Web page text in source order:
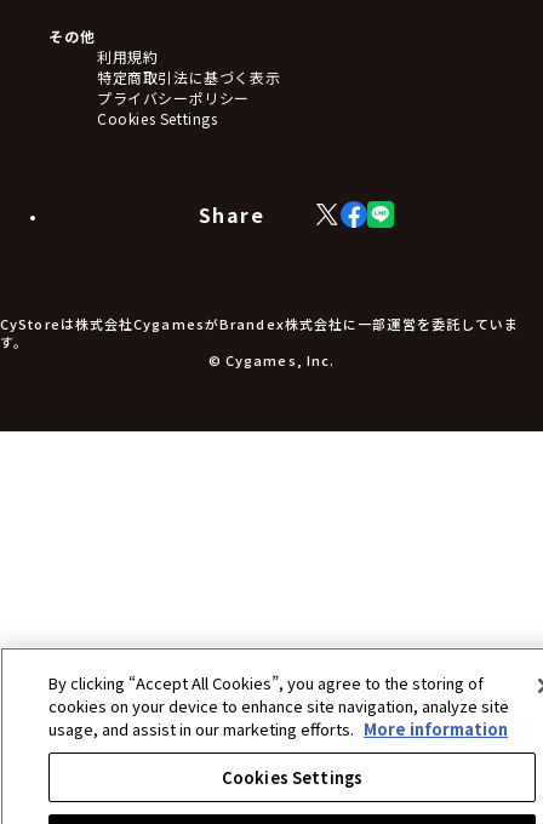
ステッカー・シール・カード
タペストリー・ポスター
アームサポーター
ブレードホルダー
食品・飲料品
アパレル小物
アクセサリー
その他
利用規約
特定商取引法に基づく表示
プライバシーポリシー
Cookies Settings
Share
X
(Twitter)
Facebook
LINE
CyStoreは株式会社CygamesがBrandex株式会社に一部運営を委託していま
す。
© Cygames, Inc.
By clicking “Accept All Cookies”, you agree to the storing of
cookies on your device to enhance site navigation, analyze site
usage, and assist in our marketing efforts. More information
Cookies Settings